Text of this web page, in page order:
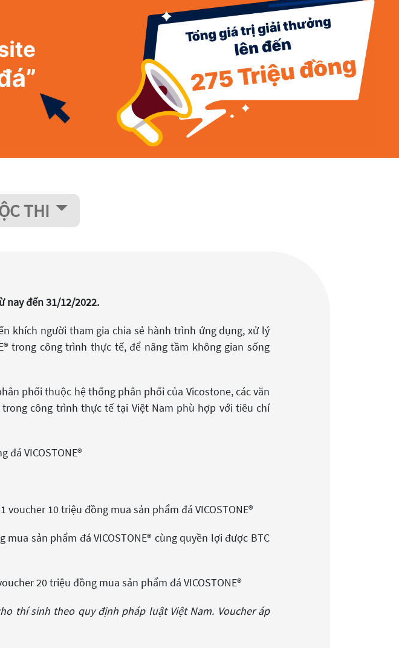
THI
nay đến 31/12/2022.
khích người tham gia chia sẻ hành trình ứng dụng, xử lý
trong công trình thực tế, để nâng tầm không gian sống
phối thuộc hệ thống phân phối của Vicostone, các văn
công trình thực tế tại Việt Nam phù hợp với tiêu chí
đá VICOSTONE®
voucher 10 triệu đồng mua sản phẩm đá VICOSTONE®
mua sản phẩm đá VICOSTONE® cùng quyền lợi được BTC
20 triệu đồng mua sản phẩm đá VICOSTONE®
thí sinh theo quy định pháp luật Việt Nam. Voucher áp